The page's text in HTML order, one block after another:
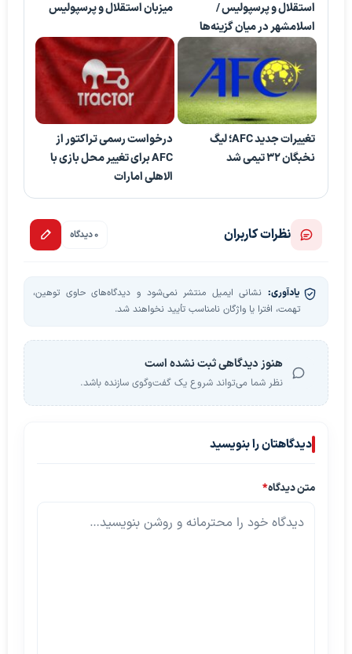
استقلال و پرسپولیس /
اسلامشهر در میان گزینه‌ها
میزبان استقلال و پرسپولیس
تغییرات جدید AFC؛ لیگ
نخبگان ۳۲ تیمی شد
درخواست رسمی تراکتور از
AFC برای تغییر محل بازی با
الاهلی امارات
نظرات کاربران 0 دیدگاه
یادآوری: نشانی ایمیل منتشر نمی‌شود و دیدگاه‌های حاوی توهین،
تهمت، افترا یا واژگان نامناسب تأیید نخواهند شد.
هنوز دیدگاهی ثبت نشده است
نظر شما می‌تواند شروع یک گفت‌وگوی سازنده باشد.
دیدگاهتان را بنویسید
متن دیدگاه*